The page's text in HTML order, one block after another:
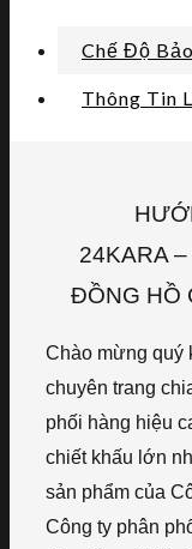
Chế Độ
Thông Tin
24KARA
ĐỒNG HỒ
Chào mừng quý
chuyên trang
phối hàng hiệu
chiết khấu lớn
sản phẩm của
Công ty phân